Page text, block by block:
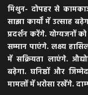
मिथुन- दोपहर से
साझा कार्यों में उत्साह
प्रदर्शन करेंगे. योग्यजनों
सम्मान पाएंगे. लक्ष्य
में सक्रियता लाएंगे.
बढ़ेगा. घनिष्ठों और
मामलों में भरोसा रखेंगे.